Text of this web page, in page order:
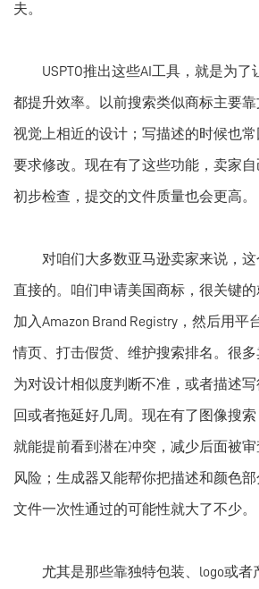
夫。
USPTO推出这些AI工具，就是为
都提升效率。以前搜索类似商标主要
视觉上相近的设计；写描述的时候也
要求修改。现在有了这些功能，卖家
初步检查，提交的文件质量也会更高。
对咱们大多数亚马逊卖家来说，
直接的。咱们申请美国商标，很关键的
加入Amazon Brand Registry，然后用
情页、打击假货、维护搜索排名。很
为对设计相似度判断不准，或者描述
回或者拖延好几周。现在有了图像搜
就能提前看到潜在冲突，减少后面被
风险；生成器又能帮你把描述和颜色
文件一次性通过的可能性就大了不少。
尤其是那些靠独特包装、logo或者